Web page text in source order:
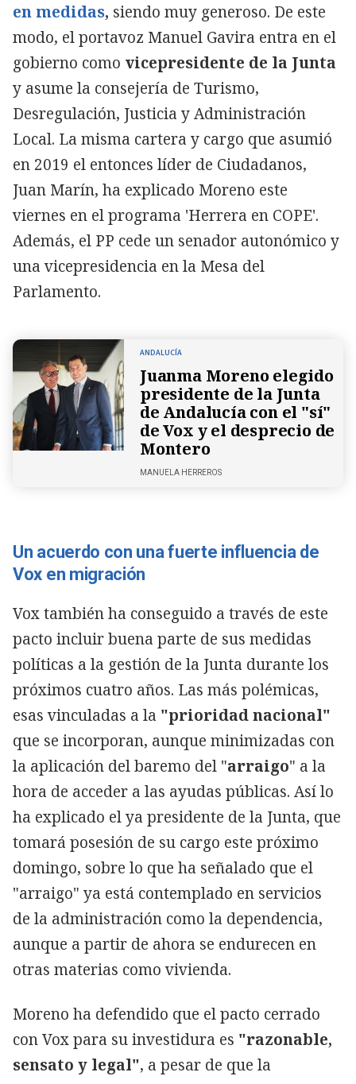
en medidas, siendo muy generoso. De este
modo, el portavoz Manuel Gavira entra en el
gobierno como vicepresidente de la Junta
y asume la consejería de Turismo,
Desregulación, Justicia y Administración
Local. La misma cartera y cargo que asumió
en 2019 el entonces líder de Ciudadanos,
Juan Marín, ha explicado Moreno este
viernes en el programa 'Herrera en COPE'.
Además, el PP cede un senador autonómico y
una vicepresidencia en la Mesa del
Parlamento.
ANDALUCÍA
Juanma Moreno elegido
presidente de la Junta
de Andalucía con el "sí"
de Vox y el desprecio de
Montero
MANUELA HERREROS
Un acuerdo con una fuerte influencia de
Vox en migración
Vox también ha conseguido a través de este
pacto incluir buena parte de sus medidas
políticas a la gestión de la Junta durante los
próximos cuatro años. Las más polémicas,
esas vinculadas a la "prioridad nacional"
que se incorporan, aunque minimizadas con
la aplicación del baremo del "arraigo" a la
hora de acceder a las ayudas públicas. Así lo
ha explicado el ya presidente de la Junta, que
tomará posesión de su cargo este próximo
domingo, sobre lo que ha señalado que el
"arraigo" ya está contemplado en servicios
de la administración como la dependencia,
aunque a partir de ahora se endurecen en
otras materias como vivienda.
Moreno ha defendido que el pacto cerrado
con Vox para su investidura es "razonable,
sensato y legal", a pesar de que la